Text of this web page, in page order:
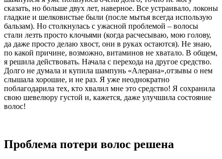
сказать, но больше двух лет, наверное. Все устраивало, локоны
гладкие и шелковистые были (после мытья всегда использую
бальзам). Но столкнулась с ужасной проблемой – волосы
стали лезть просто клочьями (когда расчесываю, мою голову,
да даже просто делаю хвост, они в руках остаются). Не знаю,
по какой причине, возможно, витаминов не хватало. В общем,
я решила действовать. Начала с перехода на другое средство.
Долго не думала и купила шампунь «Алерана»,отзывы о нем
слышала хорошие, и не раз. Я уже неоднократно
поблагодарила тех, кто хвалил мне это средство! Я сохранила
свою шевелюру густой и, кажется, даже улучшила состояние
волос!
Проблема потери волос решена